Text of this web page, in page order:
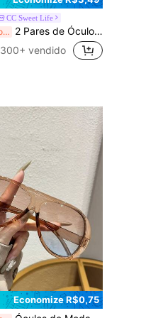
CC Sweet Life
Últimos 2 dias 2 Pares de Óculos de Moda de Verão, Armação de Metal Retrô Romboidal e Oval, Óculos Decorativos, Unissex Adequado para Fotografia de Rua, Transporte
300+ vendido
Economize R$0,75